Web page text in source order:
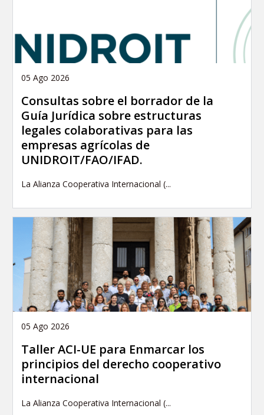
05 Ago 2026
Consultas sobre el borrador de la
Guía Jurídica sobre estructuras
legales colaborativas para las
empresas agrícolas de
UNIDROIT/FAO/IFAD.
La Alianza Cooperativa Internacional (...
05 Ago 2026
Taller ACI-UE para Enmarcar los
principios del derecho cooperativo
internacional
La Alianza Cooperativa Internacional (...